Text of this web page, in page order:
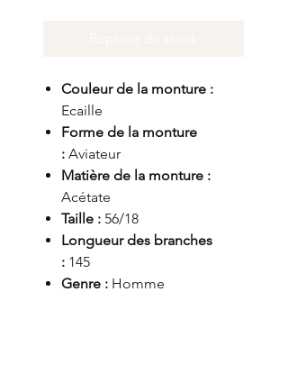
Couleur de la monture :
Ecaille
Forme de la monture
: Aviateur
Matière de la monture :
Acétate
Taille : 56/18
Longueur des branches
: 145
Genre : Homme